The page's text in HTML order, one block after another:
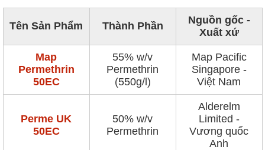
Tên Sản Phẩm Thành Phần
Nguồn gốc -
Xuất xứ
Map
Permethrin
50EC
55% w/v
Permethrin
(550g/l)
Map Pacific
Singapore -
Việt Nam
Perme UK
50EC
50% w/v
Permethrin
Alderelm
Limited -
Vương quốc
Anh